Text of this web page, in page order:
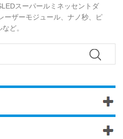
スーパールミネッセントダ
ーザーモジュール、ナノ秒、ピ
ど。